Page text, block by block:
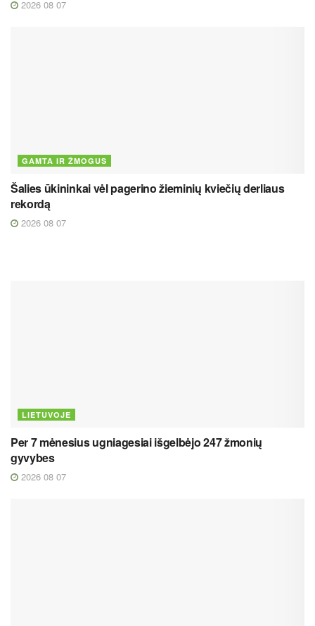
2026 08 07
GAMTA IR ŽMOGUS
Šalies ūkininkai vėl pagerino žieminių kviečių derliaus
rekordą
2026 08 07
LIETUVOJE
Per 7 mėnesius ugniagesiai išgelbėjo 247 žmonių
gyvybes
2026 08 07